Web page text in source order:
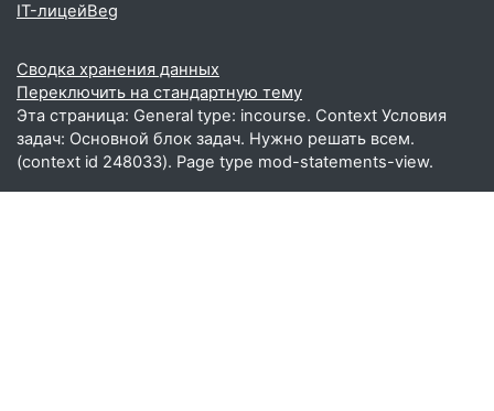
IT-лицейBeg
Сводка хранения данных
Переключить на стандартную тему
Эта страница: General type: incourse. Context Условия
задач: Основной блок задач. Нужно решать всем.
(context id 248033). Page type mod-statements-view.